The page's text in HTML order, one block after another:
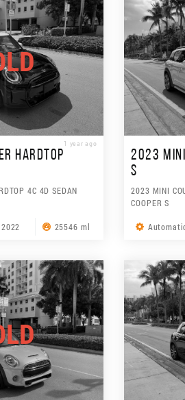
1 year ago
HARDTOP
4C 4D SEDAN
2022 25546 ml
2023 MINI
S
2023 MINI
COOPER S